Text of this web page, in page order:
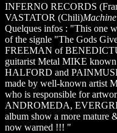
INFERNO RECORDS
VASTATOR (Chili)
Quelques infos : "This one
of the signle "The Gods
FREEMAN of
guitarist Metal MIKE
HALFORD and
made by well-known artist
who is responsible for
ANDROMEDA,
album show a more mature
now warned !!! "